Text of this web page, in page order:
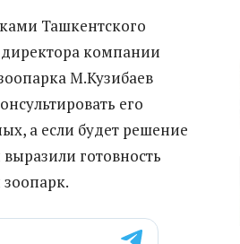
Ташкентского
директора компании
М.Кузибаев
его
а если будет решение
готовность